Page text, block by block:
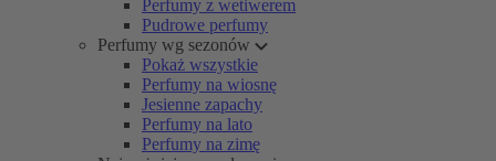
Perfumy z wetiwerem
Pudrowe perfumy
Perfumy wg sezonów
Pokaż wszystkie
Perfumy na wiosnę
Jesienne zapachy
Perfumy na lato
Perfumy na zimę